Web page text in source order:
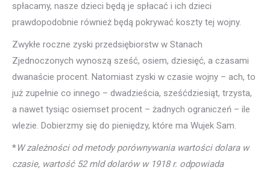
spłacamy, nasze dzieci będą je spłacać i ich dzieci
prawdopodobnie również będą pokrywać koszty tej wojny.
Zwykłe roczne zyski przedsiębiorstw w Stanach
Zjednoczonych wynoszą sześć, osiem, dziesięć, a czasami
dwanaście procent. Natomiast zyski w czasie wojny – ach, to
już zupełnie co innego – dwadzieścia, sześćdziesiąt, trzysta,
a nawet tysiąc osiemset procent – żadnych ograniczeń – ile
wlezie. Dobierzmy się do pieniędzy, które ma Wujek Sam.
*W zależności od metody porównywania wartości dolara w
czasie, wartość 52 mld dolarów w 1918 r. odpowiada